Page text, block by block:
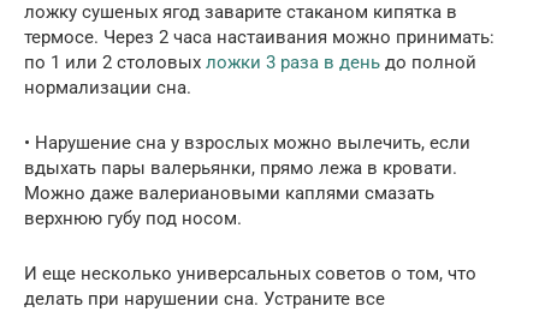
ложку сушеных ягод заварите стаканом кипятка в
термосе. Через 2 часа настаивания можно принимать:
по 1 или 2 столовых ложки 3 раза в день до полной
нормализации сна.
• Нарушение сна у взрослых можно вылечить, если
вдыхать пары валерьянки, прямо лежа в кровати.
Можно даже валериановыми каплями смазать
верхнюю губу под носом.
И еще несколько универсальных советов о том, что
делать при нарушении сна. Устраните все